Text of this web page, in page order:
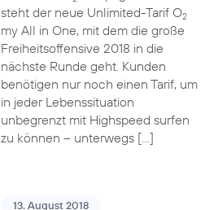
steht der neue Unlimited-Tarif O2
my All in One, mit dem die große
Freiheitsoffensive 2018 in die
nächste Runde geht. Kunden
benötigen nur noch einen Tarif, um
in jeder Lebenssituation
unbegrenzt mit Highspeed surfen
zu können – unterwegs […]
13. August 2018